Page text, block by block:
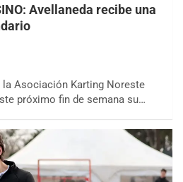
Avellaneda recibe una
la Asociación Karting Noreste
próximo fin de semana su…